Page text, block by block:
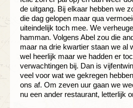
de uitgang. Bij elkaar hebben we
die dag gelopen maar qua
uiteindelijk toch mee. We
hamman. Volgens Abel zou die
maar na drie kwartier staan we al
wel heerlijk maar we hadden er
verwachtingen bij. Dan is
veel voor wat we gekregen
ons af. Om zeven uur gaan we
nu een ander restaurant, letterlijk